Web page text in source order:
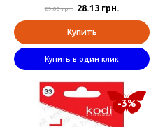
29.00 грн. 28.13 грн.
Купить
Купить в один клик
-3%